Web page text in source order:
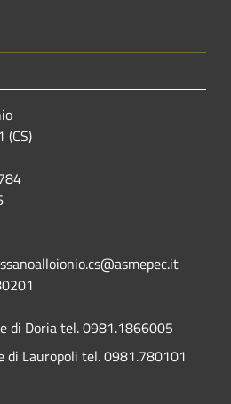
(CS)
di Doria tel. 0981.1866005
di Lauropoli tel. 0981.780101